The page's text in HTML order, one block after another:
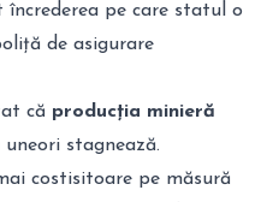
pe care statul o
de asigurare
că producția minieră
stagnează.
costisitoare pe măsură